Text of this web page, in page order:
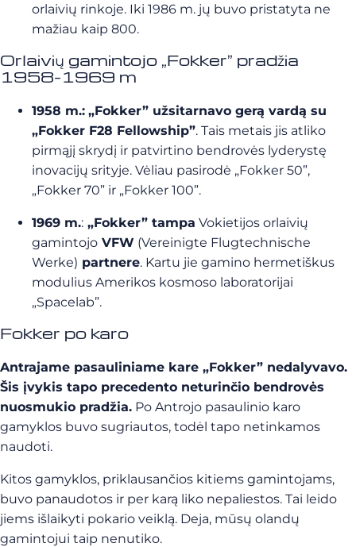
orlaivių rinkoje. Iki 1986 m. jų buvo pristatyta ne
mažiau kaip 800.
Orlaivių gamintojo „Fokker” pradžia
1958-1969 m
1958 m.: „Fokker” užsitarnavo gerą vardą su
„Fokker F28 Fellowship”. Tais metais jis atliko
pirmąjį skrydį ir patvirtino bendrovės lyderystę
inovacijų srityje. Vėliau pasirodė „Fokker 50”,
„Fokker 70” ir „Fokker 100”.
1969 m.: „Fokker” tampa Vokietijos orlaivių
gamintojo VFW (Vereinigte Flugtechnische
Werke) partnere. Kartu jie gamino hermetiškus
modulius Amerikos kosmoso laboratorijai
„Spacelab”.
Fokker po karo
Antrajame pasauliniame kare „Fokker” nedalyvavo.
Šis įvykis tapo precedento neturinčio bendrovės
nuosmukio pradžia. Po Antrojo pasaulinio karo
gamyklos buvo sugriautos, todėl tapo netinkamos
naudoti.
Kitos gamyklos, priklausančios kitiems gamintojams,
buvo panaudotos ir per karą liko nepaliestos. Tai leido
jiems išlaikyti pokario veiklą. Deja, mūsų olandų
gamintojui taip nenutiko.